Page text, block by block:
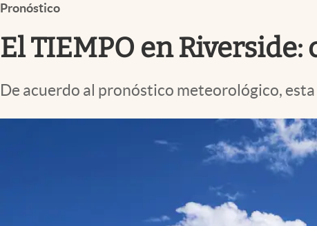
Streaming
Pronóstico
El TIEMPO en
De acuerdo al pronóstico meteorológico,